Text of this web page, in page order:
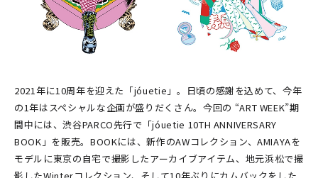
2021年に10周年を迎えた「jóuetie」。日頃の感謝を込めて、今年
の1年はスペシャルな企画が盛りだくさん。今回の “ART WEEK”期
間中には、渋谷PARCO先行で「jóuetie 10TH ANNIVERSARY
BOOK」を販売。BOOKには、新作のAWコレクション、AMIAYAを
モデルに東京の自宅で撮影したアーカイブアイテム、地元浜松で撮